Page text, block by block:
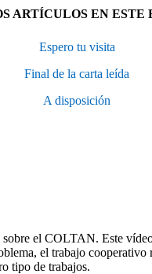
ARTÍCULOS EN ESTE
Espero tu visita
Final de la carta leída
A disposición
el COLTAN. Este
el trabajo
tipo de trabajos.